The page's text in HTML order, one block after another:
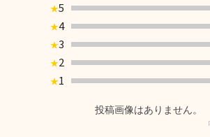
★5
★4
★3
★2
★1
投稿画像はありません。